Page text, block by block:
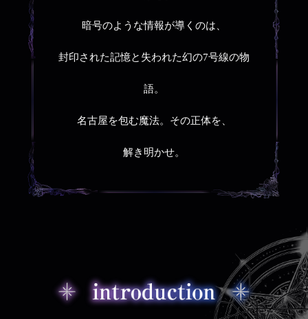
暗号のような情報が導くのは、
封印された記憶と失われた幻の7号線の物
語。
名古屋を包む魔法。その正体を、
解き明かせ。